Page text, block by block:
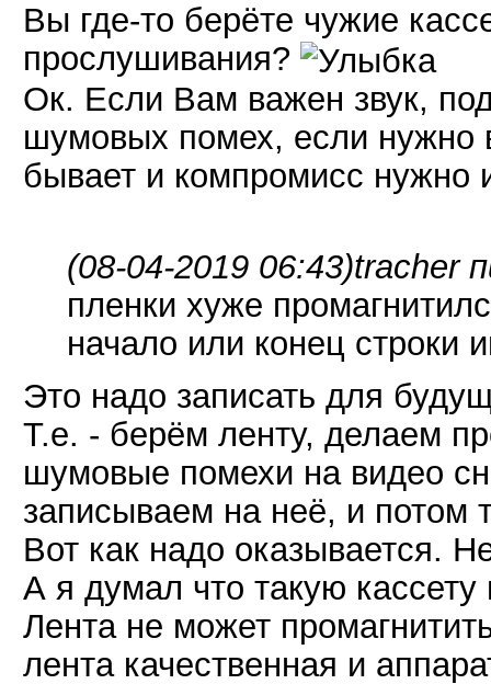
Вы где-то берёте чужие
прослушивания?
Ок. Если Вам важен звук,
шумовых помех, если нужно
бывает и компромисс нужно
(08-04-2019 06:43)tracher
пленки хуже
начало или конец строки
Это надо записать для
Т.е. - берём ленту, делаем
шумовые помехи на видео
записываем на неё, и потом
Вот как надо оказывается.
А я думал что такую
Лента не может
лента качественная и